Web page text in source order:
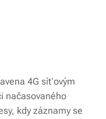
4G síťovým
načasovaného
kdy záznamy se